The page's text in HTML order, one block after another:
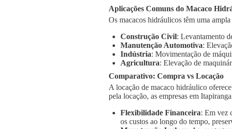
Aplicações Comuns do Macaco
Os macacos hidráulicos têm uma
Construção Civil: Levantamento
Manutenção Automotiva:
Indústria: Movimentação de
Agricultura: Elevação de
Comparativo: Compra vs Locação
A locação de macaco hidráulico
pela locação, as empresas em
Flexibilidade Financeira: Em vez
os custos ao longo do tempo,